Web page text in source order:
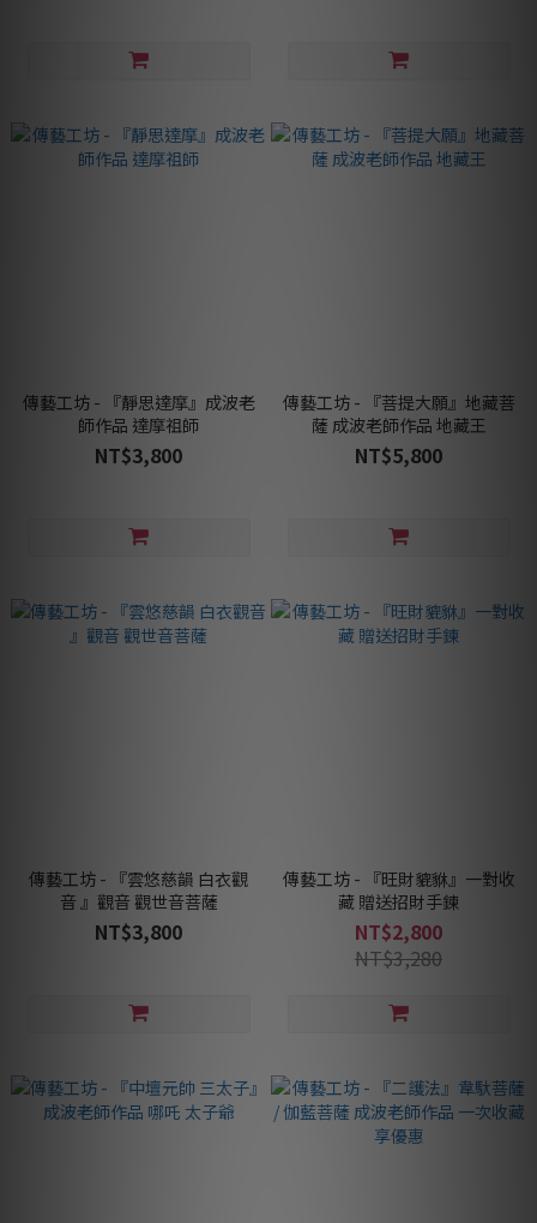
傳藝工坊 - 『靜思達摩』成波老
師作品 達摩祖師
NT$3,800
傳藝工坊 - 『菩提大願』地藏菩
薩 成波老師作品 地藏王
NT$5,800
傳藝工坊 - 『雲悠慈韻 白衣觀
音 』觀音 觀世音菩薩
NT$3,800
傳藝工坊 - 『旺財貔貅』一對收
藏 贈送招財手鍊
NT$2,800
NT$3,280